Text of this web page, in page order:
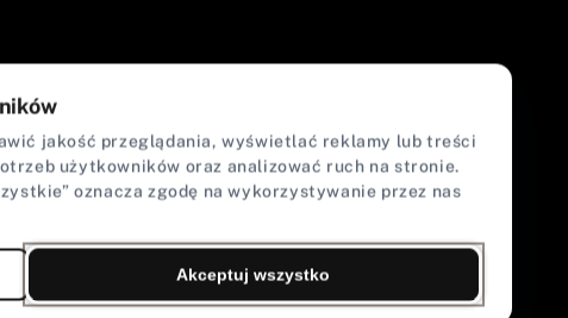
jakość przeglądania, wyświetlać reklamy lub treści
użytkowników oraz analizować ruch na stronie.
oznacza zgodę na wykorzystywanie przez nas
Akceptuj wszystko